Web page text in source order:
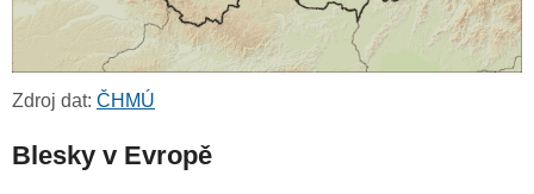
Zdroj dat: ČHMÚ
Blesky v Evropě